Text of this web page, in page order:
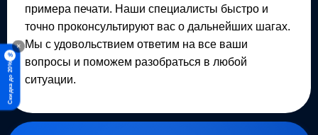
×
%
Скидка до 20%
примера печати. Наши специалисты быстро и
точно проконсультируют вас о дальнейших шагах.
Мы с удовольствием ответим на все ваши
вопросы и поможем разобраться в любой
ситуации.